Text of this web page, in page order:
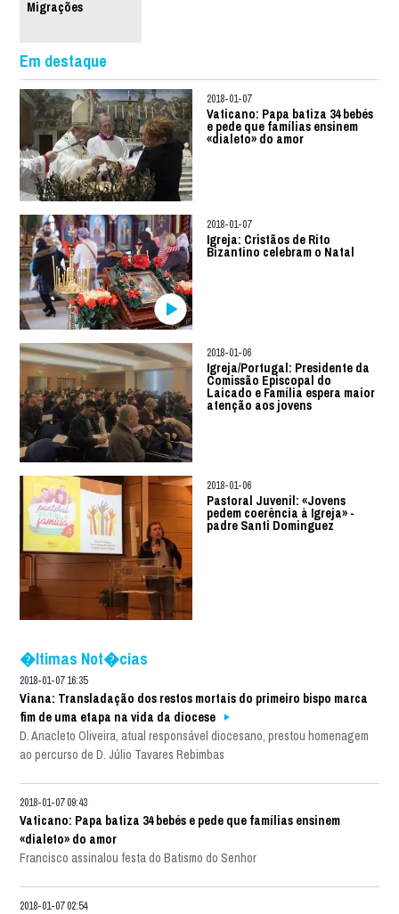
Migrações
Em destaque
2018-01-07
Vaticano: Papa batiza 34 bebés
e pede que famílias ensinem
«dialeto» do amor
2018-01-07
Igreja: Cristãos de Rito
Bizantino celebram o Natal
2018-01-06
Igreja/Portugal: Presidente da
Comissão Episcopal do
Laicado e Família espera maior
atenção aos jovens
2018-01-06
Pastoral Juvenil: «Jovens
pedem coerência à Igreja» -
padre Santi Dominguez
�ltimas Not�cias
2018-01-07 16:35
Viana: Transladação dos restos mortais do primeiro bispo marca
fim de uma etapa na vida da diocese
D. Anacleto Oliveira, atual responsável diocesano, prestou homenagem
ao percurso de D. Júlio Tavares Rebimbas
2018-01-07 09:43
Vaticano: Papa batiza 34 bebés e pede que famílias ensinem
«dialeto» do amor
Francisco assinalou festa do Batismo do Senhor
2018-01-07 02:54